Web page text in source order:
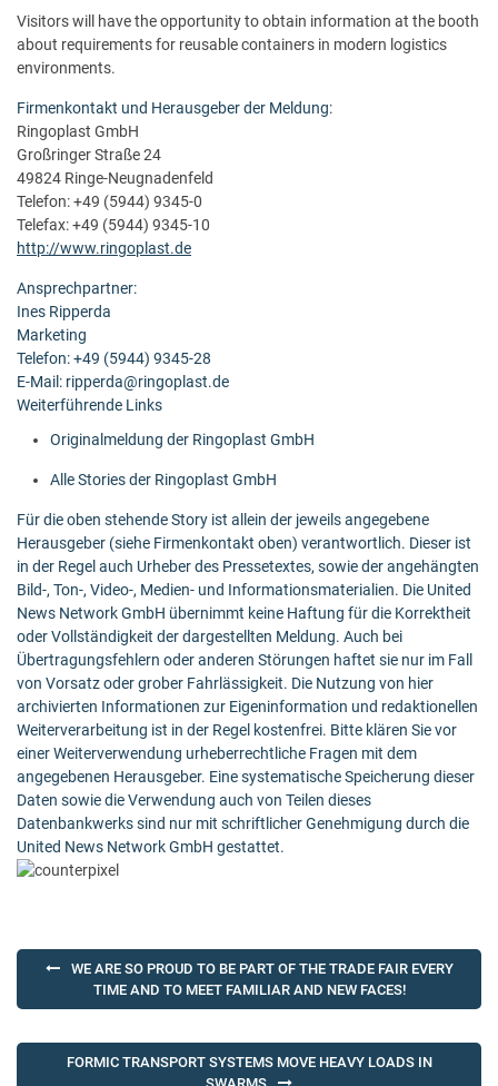
Visitors will have the opportunity to obtain information at the booth
about requirements for reusable containers in modern logistics
environments.
Firmenkontakt und Herausgeber der Meldung:
Ringoplast GmbH
Großringer Straße 24
49824 Ringe-Neugnadenfeld
Telefon: +49 (5944) 9345-0
Telefax: +49 (5944) 9345-10
http://www.ringoplast.de
Ansprechpartner:
Ines Ripperda
Marketing
Telefon: +49 (5944) 9345-28
E-Mail: ripperda@ringoplast.de
Weiterführende Links
Originalmeldung der Ringoplast GmbH
Alle Stories der Ringoplast GmbH
Für die oben stehende Story ist allein der jeweils angegebene
Herausgeber (siehe Firmenkontakt oben) verantwortlich. Dieser ist
in der Regel auch Urheber des Pressetextes, sowie der angehängten
Bild-, Ton-, Video-, Medien- und Informationsmaterialien. Die United
News Network GmbH übernimmt keine Haftung für die Korrektheit
oder Vollständigkeit der dargestellten Meldung. Auch bei
Übertragungsfehlern oder anderen Störungen haftet sie nur im Fall
von Vorsatz oder grober Fahrlässigkeit. Die Nutzung von hier
archivierten Informationen zur Eigeninformation und redaktionellen
Weiterverarbeitung ist in der Regel kostenfrei. Bitte klären Sie vor
einer Weiterverwendung urheberrechtliche Fragen mit dem
angegebenen Herausgeber. Eine systematische Speicherung dieser
Daten sowie die Verwendung auch von Teilen dieses
Datenbankwerks sind nur mit schriftlicher Genehmigung durch die
United News Network GmbH gestattet.
Post
navigation
WE ARE SO PROUD TO BE PART OF THE TRADE FAIR EVERY
TIME AND TO MEET FAMILIAR AND NEW FACES!
FORMIC TRANSPORT SYSTEMS MOVE HEAVY LOADS IN